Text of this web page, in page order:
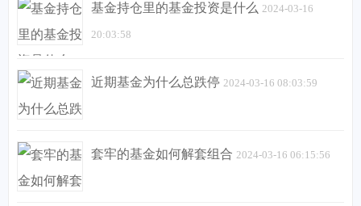
基金持仓里的基金投资是什么 2024-03-16
20:03:58
近期基金为什么总跌停 2024-03-16 08:03:59
套牢的基金如何解套组合 2024-03-16 06:15:56